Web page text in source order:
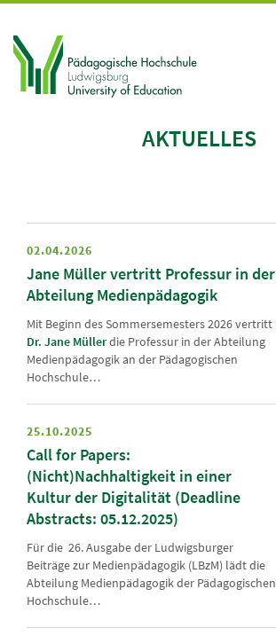
AKTUELLES
02.04.2026
Jane Müller vertritt Professur in der
Abteilung Medienpädagogik
Mit Beginn des Sommersemesters 2026 vertritt
Dr. Jane Müllerdie Professur in der Abteilung
Medienpädagogik an der Pädagogischen
Hochschule…
25.10.2025
Call for Papers:
(Nicht)Nachhaltigkeit in einer
Kultur der Digitalität (Deadline
Abstracts: 05.12.2025)
Für die 26. Ausgabe der Ludwigsburger
Beiträge zur Medienpädagogik (LBzM) lädt die
Abteilung Medienpädagogik der Pädagogischen
Hochschule…